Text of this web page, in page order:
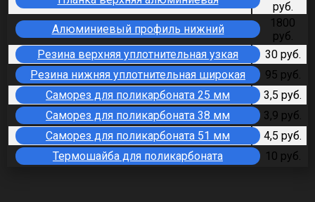
руб.
Алюминиевый профиль нижний
1800
руб.
Резина верхняя уплотнительная узкая
30 руб.
Резина нижняя уплотнительная широкая
95 руб.
Саморез для поликарбоната 25 мм
3,5 руб.
Саморез для поликарбоната 38 мм
3,9 руб.
Саморез для поликарбоната 51 мм
4,5 руб.
Термошайба для поликарбоната
10 руб.